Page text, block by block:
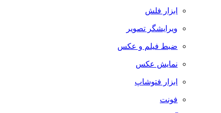
ابزار فلش
ویرایشگر تصویر
ضبط فيلم و عكس
نمایش عکس
ابزار فتوشاپ
فونت